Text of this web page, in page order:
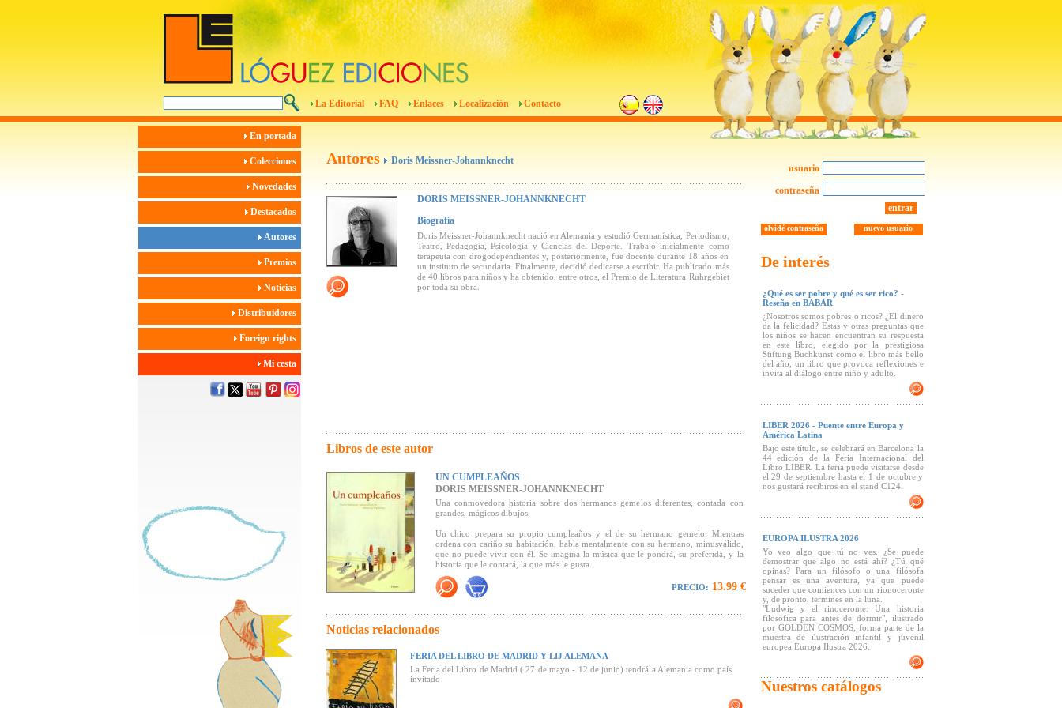
La Editorial FAQ Enlaces Localización Contacto
En portada
Colecciones
Novedades
Destacados
Autores
Premios
Noticias
Distribuidores
Foreign rights
Mi cesta
Autores Doris Meissner-Johannknecht
DORIS MEISSNER-JOHANNKNECHT
Biografía
Doris Meissner-Johannknecht nació en Alemania y estudió Germanística, Periodismo,
Teatro, Pedagogía, Psicología y Ciencias del Deporte. Trabajó inicialmente como
terapeuta con drogodependientes y, posteriormente, fue docente durante 18 años en
un instituto de secundaria. Finalmente, decidió dedicarse a escribir. Ha publicado más
de 40 libros para niños y ha obtenido, entre otros, el Premio de Literatura Ruhrgebiet
por toda su obra.
Libros de este autor
UN CUMPLEAÑOS
DORIS MEISSNER-JOHANNKNECHT
Una conmovedora historia sobre dos hermanos gemelos diferentes, contada con
grandes, mágicos dibujos.
Un chico prepara su propio cumpleaños y el de su hermano gemelo. Mientras
ordena con cariño su habitación, habla mentalmente con su hermano, minusválido,
que no puede vivir con él. Se imagina la música que le pondrá, su preferida, y la
historia que le contará, la que más le gusta.
Se alegra con el regalo que le tiene preparado y para el que ha estado ahorrando su
paga y recuerda las vacaciones juntos en Navidad y en el verano.
Sabe también que sus regalos serán distintos a los que recibirá su hermano y que
"Un libro ilustrado inusual para grandes y pequeños" (Grupo de Trabajo de
Ciencia).
"Una obra conmovedora para grandes y pequeños, que incluye unas ilustraciones
PRECIO: 13.99 €
Noticias relacionados
FERIA DEL LIBRO DE MADRID Y LIJ ALEMANA
La Feria del Libro de Madrid ( 27 de mayo - 12 de junio) tendrá a Alemania como país
invitado
usuario
contraseña
entrar
nuevo usuario
olvidé contraseña
De interés
¿Qué es ser pobre y qué es ser rico? -
Reseña en BABAR
¿Nosotros somos pobres o ricos? ¿El dinero
da la felicidad? Estas y otras preguntas que
los niños se hacen encuentran su respuesta
en este libro, elegido por la prestigiosa
Stiftung Buchkunst como el libro más bello
del año, un libro que provoca reflexiones e
invita al diálogo entre niño y adulto.
LIBER 2026 - Puente entre Europa y
América Latina
Bajo este título, se celebrará en Barcelona la
44 edición de la Feria Internacional del
Libro LIBER. La feria puede visitarse desde
el 29 de septiembre hasta el 1 de octubre y
nos gustará recibiros en el stand C124.
EUROPA ILUSTRA 2026
Yo veo algo que tú no ves. ¿Se puede
demostrar que algo no está ahí? ¿Tú qué
opinas? Para un filósofo o una filósofa
pensar es una aventura, ya que puede
suceder que comiences con un rionoceronte
y, de pronto, termines en la luna.
"Ludwig y el rinoceronte. Una historia
filosófica para antes de dormir", ilustrado
por GOLDEN COSMOS, forma parte de la
muestra de ilustración infantil y juvenil
europea Europa Ilustra 2026.
Nuestros catálogos